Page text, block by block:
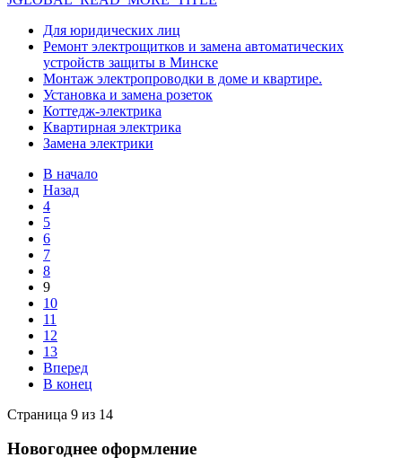
Для юридических лиц
Ремонт электрощитков и замена автоматических
устройств защиты в Минске
Монтаж электропроводки в доме и квартире.
Установка и замена розеток
Коттедж-электрика
Квартирная электрика
Замена электрики
В начало
Назад
4
5
6
7
8
9
10
11
12
13
Вперед
В конец
Страница 9 из 14
Новогоднее оформление